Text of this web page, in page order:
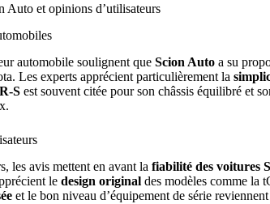
Auto et opinions d’utilisateurs
automobile soulignent que Scion Auto a su
Les experts apprécient particulièrement la
S est souvent citée pour son châssis équilibré et
les avis mettent en avant la fiabilité des voitures
le design original des modèles comme la
et le bon niveau d’équipement de série